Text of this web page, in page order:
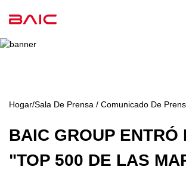
Hogar/Sala De Prensa / Comunicado De
BAIC GROUP ENTRÓ
"TOP 500 DE LAS